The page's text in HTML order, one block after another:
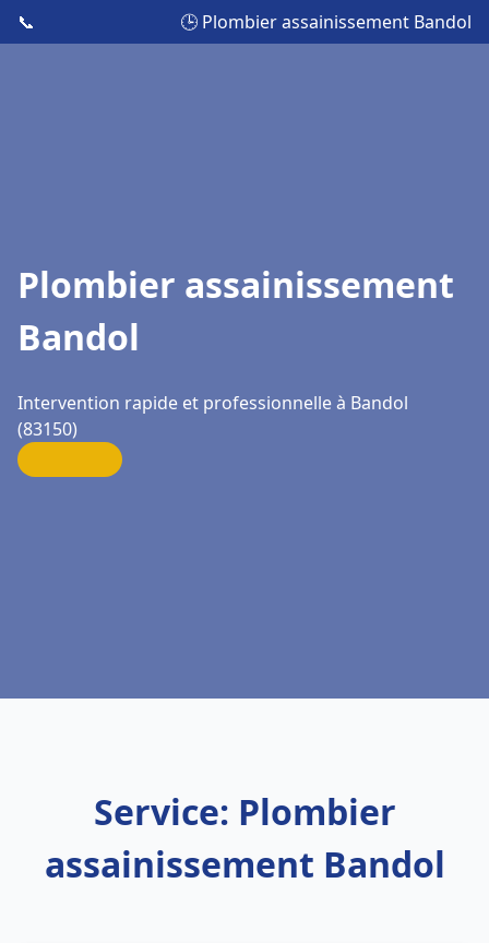
📞 🕒 Plombier assainissement Bandol
Plombier assainissement
Bandol
Intervention rapide et professionnelle à Bandol
(83150)
Service: Plombier
assainissement Bandol